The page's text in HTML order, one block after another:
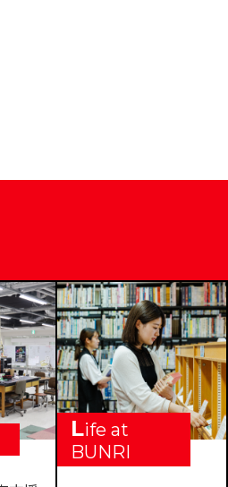
Life at
BUNRI